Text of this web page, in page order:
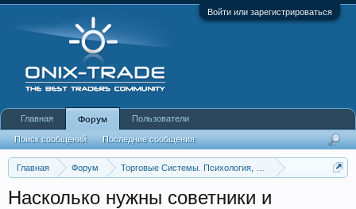
Войти или зарегистрироваться
Главная Форум
Торговые Системы. Психология, Инструменты анализа
Насколько нужны советники и
Главная Форум
Поиск сообщений Последние сообщения
Пользователи